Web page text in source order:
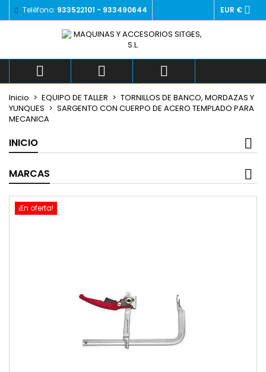
Teléfono: 933522101 - 933490644 EUR € 
  
Inicio EQUIPO DE TALLER
TORNILLOS DE BANCO, MORDAZAS Y
YUNQUES
SARGENTO CON CUERPO DE ACERO TEMPLADO PARA
MECANICA
INICIO
MARCAS
¡En oferta!
Añadir a la lista de deseos ×
((title)) ×
((label))
Iniciar sesión ×
lista de deseos.
((cancelText)) ((loginText))